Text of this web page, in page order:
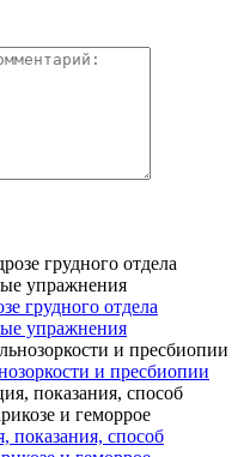
грудного отдела
упражнения
и пресбиопии
способ